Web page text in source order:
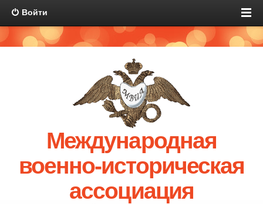
Войти
Международная
военно-историческая
ассоциация